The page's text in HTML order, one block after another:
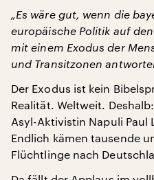
„Es wäre gut, wenn die
europäische Politik auf
mit einem Exodus der
und Transitzonen
Der Exodus ist kein
Realität. Weltweit.
Asyl-Aktivistin Napuli Paul
Endlich kämen tausende
Flüchtlinge nach